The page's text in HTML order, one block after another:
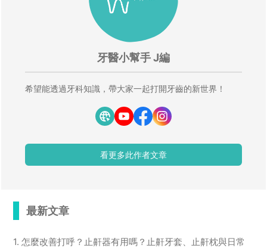
牙醫小幫手 J編
希望能透過牙科知識，帶大家一起打開牙齒的新世界！
看更多此作者文章
最新文章
1. 怎麼改善打呼？止鼾器有用嗎？止鼾牙套、止鼾枕與日常